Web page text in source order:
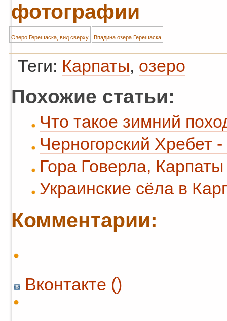
фотографии
Озеро Герешаска, вид сверху Впадина озера Герешаска
Теги: Карпаты, озеро
Похожие статьи:
Что такое зимний
Черногорский Хребет
Гора Говерла, Карпаты
Украинские сёла в
Комментарии:
Вконтакте ()